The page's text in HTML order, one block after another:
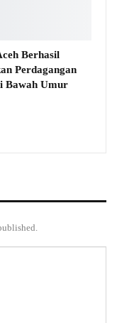
Berhasil
Perdagangan
Bawah Umur